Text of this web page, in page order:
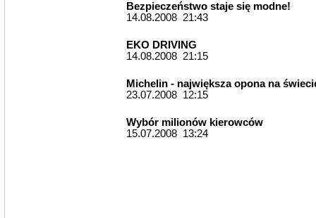
Bezpieczeństwo staje się modne!
14.08.2008 21:43
EKO DRIVING
14.08.2008 21:15
Michelin - największa opona na
23.07.2008 12:15
Wybór milionów kierowców
15.07.2008 13:24